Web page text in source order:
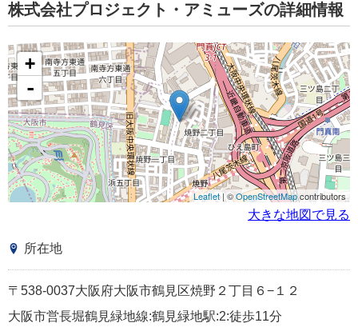
株式会社プロジェクト・アミューズの詳細情報
+
-
Leaflet| ©OpenStreetMapcontributors
大きな地図で見る
所在地
〒538-0037大阪府大阪市鶴見区焼野２丁目６−１２
大阪市営長堀鶴見緑地線:鶴見緑地駅:2:徒歩11分